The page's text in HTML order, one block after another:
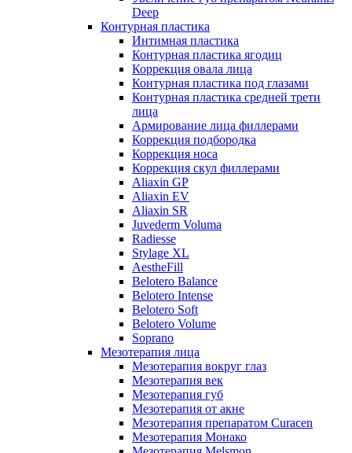
Deep
Контурная пластика
Интимная пластика
Контурная пластика ягодиц
Коррекция овала лица
Контурная пластика под глазами
Контурная пластика средней трети
лица
Армирование лица филлерами
Коррекция подбородка
Коррекция носа
Коррекция скул филлерами
Aliaxin GP
Aliaxin EV
Aliaxin SR
Juvederm Voluma
Radiesse
Stylage XL
AestheFill
Belotero Balance
Belotero Intense
Belotero Soft
Belotero Volume
Soprano
Мезотерапия лица
Мезотерапия вокруг глаз
Мезотерапия век
Мезотерапия губ
Мезотерапия от акне
Мезотерапия препаратом Curacen
Мезотерапия Монако